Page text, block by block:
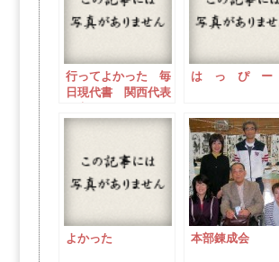
行ってよかった 毎
日現代書 関西代表
は っ ぴ ー
よかった 本部錬成会